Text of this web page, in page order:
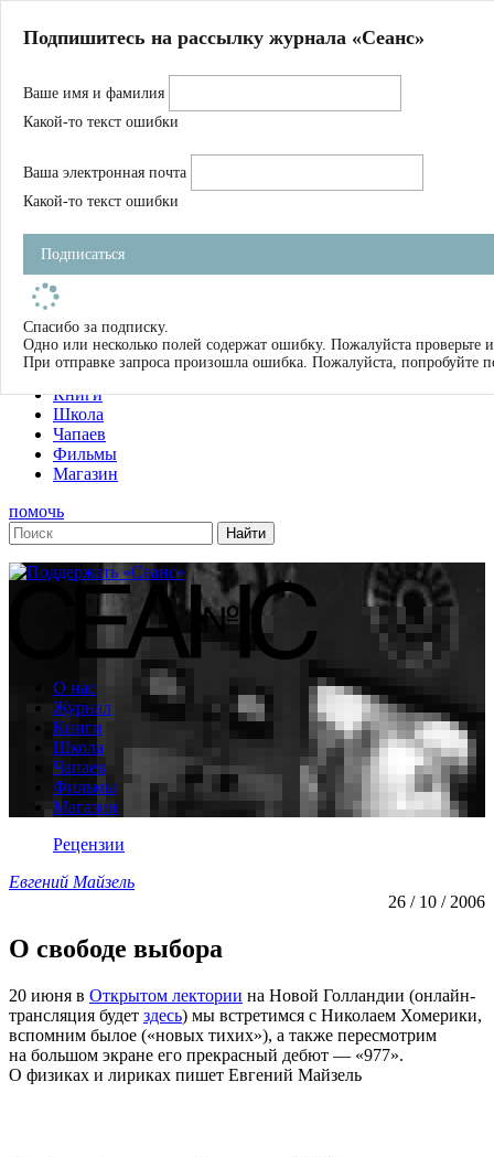
Магазин
Журнал
Школа
Устав
Фильмы
Имена
Тэги
О нас
Журнал
Книги
Школа
Чапаев
Фильмы
Магазин
помочь
О нас
Журнал
Книги
Школа
Чапаев
Фильмы
Магазин
Рецензии
Евгений Майзель
26 / 10 / 2006
О свободе выбора
20 июня в Открытом лектории на Новой Голландии (онлайн-
трансляция будет здесь) мы встретимся с Николаем Хомерики,
вспомним былое («новых тихих»), а также пересмотрим
на большом экране его прекрасный дебют — «977».
О физиках и лириках пишет Евгений Майзель
Подпишитесь на рассылку журнала «Сеанс»
Ваше имя и фамилия
Какой-то текст ошибки
Ваша электронная почта
Какой-то текст ошибки
Подписаться
Спасибо за подписку.
Одно или несколько полей содержат ошибку. Пожалуйста проверьте
При отправке запроса произошла ошибка. Пожалуйста, попробуйте